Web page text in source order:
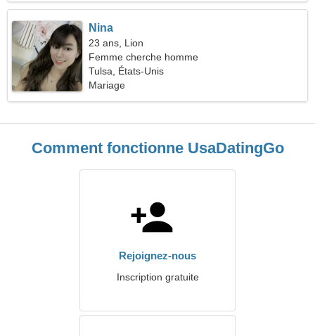
Nina
23 ans, Lion
Femme cherche homme
Tulsa, États-Unis
Mariage
Comment fonctionne UsaDatingGo
Rejoignez-nous
Inscription gratuite